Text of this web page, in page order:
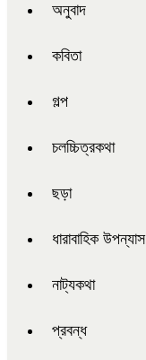
অনুবাদ
কবিতা
গল্প
চলচ্চিত্রকথা
ছড়া
ধারাবাহিক উপন্যাস
নাট্যকথা
প্রবন্ধ